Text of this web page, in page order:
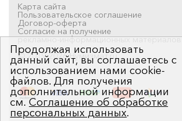
Карта сайта
Пользовательское соглашение
Договор-оферта
Согласие на получение
рекламно-информационных материалов
© 2019-2026 Нумизмат.ru
Продолжая использовать
данный сайт, вы соглашаетесь с
использованием нами cookie-
файлов. Для получения
дополнительной информации
см.Соглашение об обработке
персональных данных.